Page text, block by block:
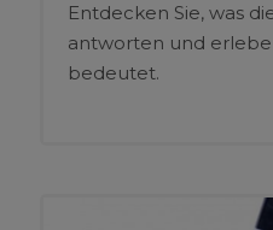
Entdecken Sie, was
antworten und
bedeutet.